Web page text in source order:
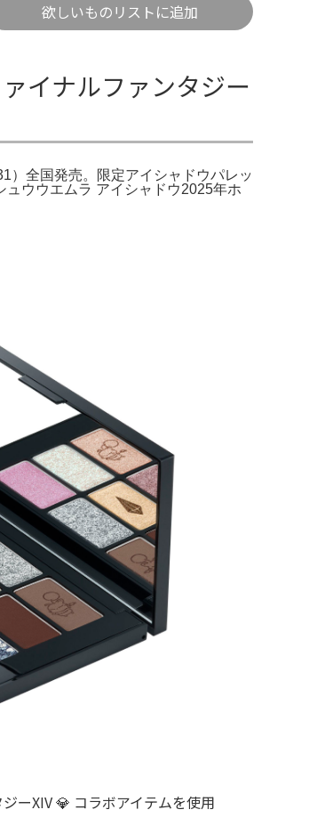
欲しいものリストに追加
イナルファンタジー
）全国発売。限定アイシャドウパレッ
ュウウエムラ アイシャドウ2025年ホ